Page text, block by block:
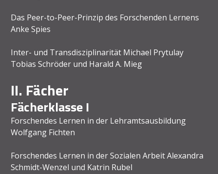
Das Peer-to-Peer-Prinzip des Forschenden Lernens
Anke Spies
Inter- und Transdisziplinarität Michael Prytulay
Tobias Schröder und Harald A. Mieg
II. Fächer
Fächerklasse I
Forschendes Lernen in der Lehramtsausbildung
Wolfgang Fichten
Forschendes Lernen in der Sozialen Arbeit Alexandra
Schmidt-Wenzel und Katrin Rubel